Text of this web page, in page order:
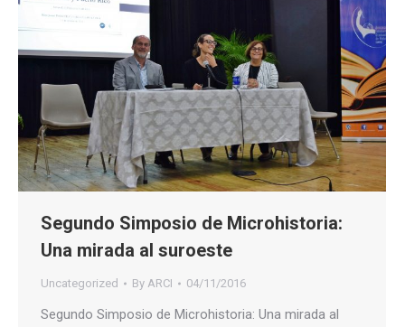
Segundo Simposio de Microhistoria:
Una mirada al suroeste
Uncategorized By ARCI 04/11/2016
Segundo Simposio de Microhistoria: Una mirada al